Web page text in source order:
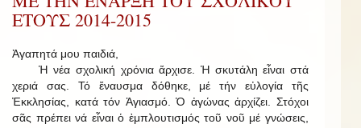
ΕΤΟΥΣ 2014-2015
Ἀγαπητά μου παιδιά,
Ἡ νέα σχολική χρόνια ἄρχισε. Ἡ σκυτάλη εἶναι στά
χεριά σας. Τό ἔναυσμα δόθηκε, μέ τήν εὐλογία τῆς
Ἐκκλησίας, κατά τόν Ἁγιασμό. Ὁ ἀγώνας ἀρχίζει. Στόχοι
σᾶς πρέπει νά εἶναι ὁ ἐμπλουτισμός τοῦ νοῦ μέ γνώσεις,